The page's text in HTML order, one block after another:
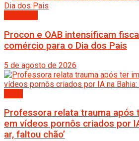
Procon e OAB intensificam
comércio para o Dia dos Pais
5 de agosto de 2026
Professora relata trauma após
em vídeos pornôs criados por
ar, faltou chão’